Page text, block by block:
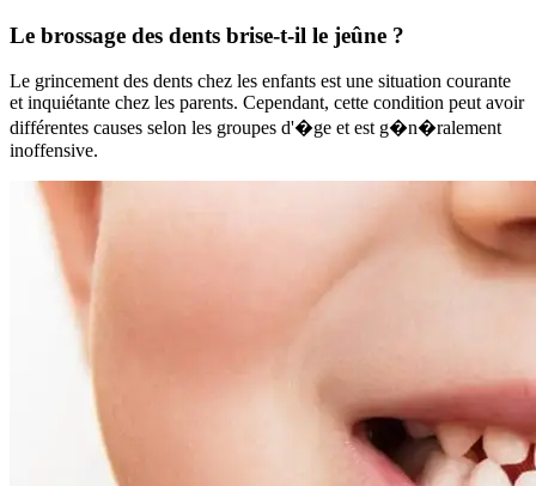
Le brossage des dents brise-t-il le jeûne ?
Le grincement des dents chez les enfants est une situation courante
et inquiétante chez les parents. Cependant, cette condition peut avoir
différentes causes selon les groupes d'�ge et est g�n�ralement
inoffensive.